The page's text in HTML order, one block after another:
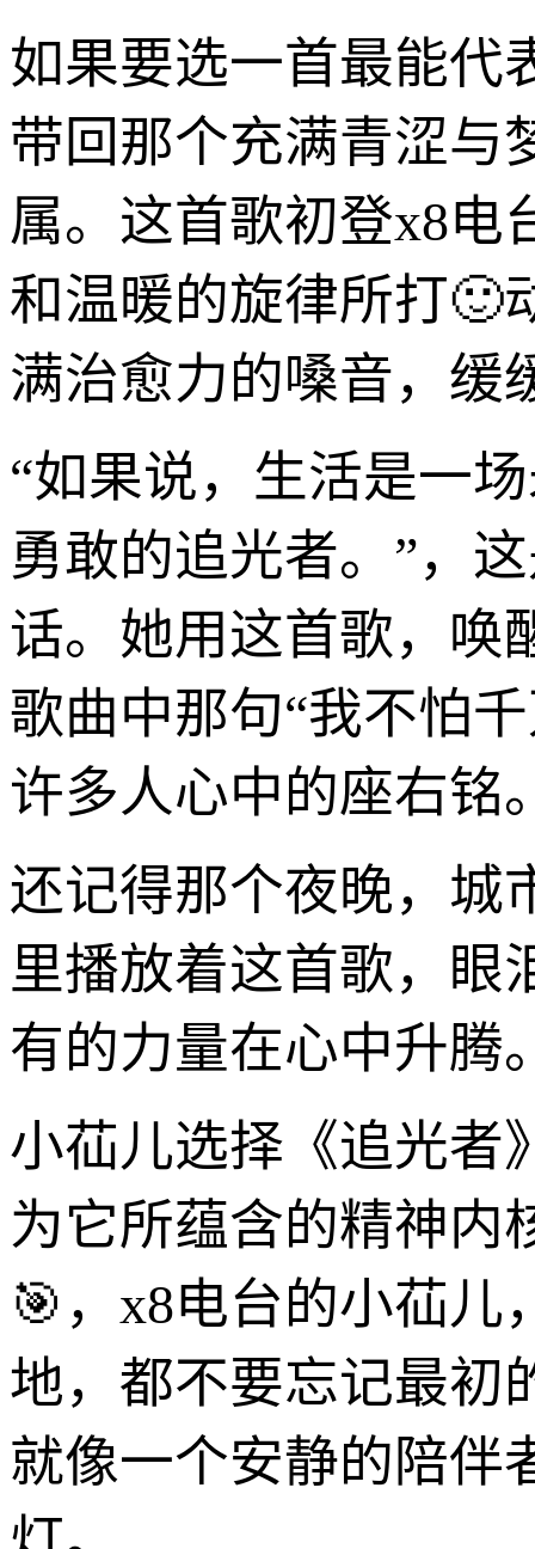
如果要选一首最能代
带回那个充满青涩与
属。这首歌初登x8电
和温暖的旋律所打🙂
满治愈力的嗓音，缓
“如果说，生活是一
勇敢的追光者。”，
话。她用这首歌，唤
歌曲中那句“我不怕
许多人心中的座右铭
还记得那个夜晚，城
里播放着这首歌，眼
有的力量在心中升腾
小苮儿选择《追光者
为它所蕴含的精神内
🎯，x8电台的小苮儿
地，都不要忘记最初
就像一个安静的陪伴